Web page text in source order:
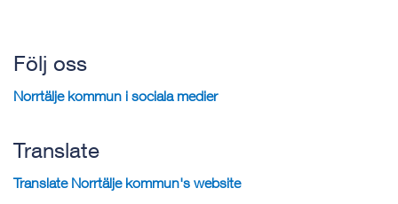
Följ oss
Norrtälje kommun i sociala medier
Translate
Translate Norrtälje kommun's website